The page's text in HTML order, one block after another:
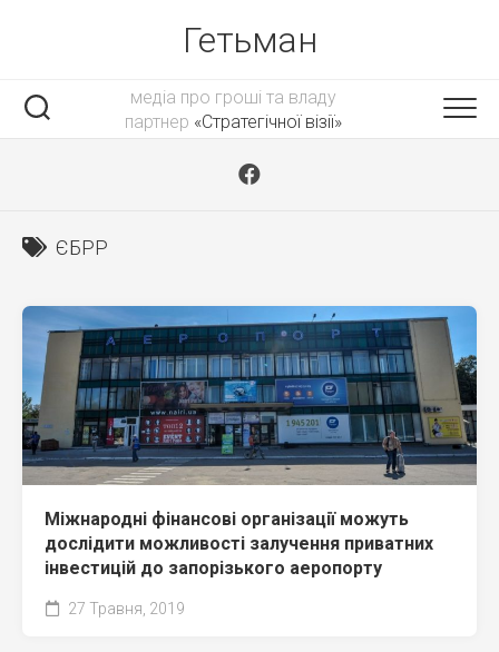
Гетьман
медіа про гроші та владу
партнер «Стратегічної візії»
ЄБРР
Міжнародні фінансові організації можуть
дослідити можливості залучення приватних
інвестицій до запорізького аеропорту
27 Травня, 2019